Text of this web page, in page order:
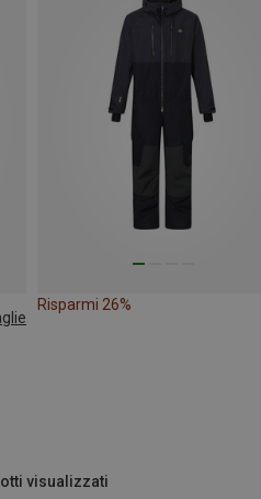
Risparmi 26%
visualizzati